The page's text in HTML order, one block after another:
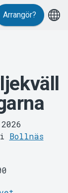
Arrangör?
i Bollnäs